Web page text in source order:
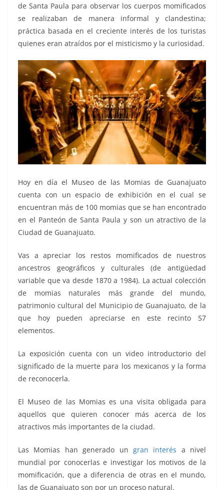
de Santa Paula para observar los cuerpos momificados
se realizaban de manera informal y clandestina;
práctica basada en el creciente interés de los turistas
quienes eran atraídos por el misticismo y la curiosidad.
Hoy en día el Museo de las Momias de Guanajuato
cuenta con un espacio de exhibición en el cual se
encuentran más de 100 momias que se han encontrado
en el Panteón de Santa Paula y son un atractivo de la
Ciudad de Guanajuato.
Vas a apreciar los restos momificados de nuestros
ancestros geográficos y culturales (de antigüedad
variable que va desde 1870 a 1984). La actual colección
de momias naturales más grande del mundo,
patrimonio cultural del Municipio de Guanajuato, de la
que hoy pueden apreciarse en este recinto 57
elementos.
La exposición cuenta con un video introductorio del
significado de la muerte para los mexicanos y la forma
de reconocerla.
El Museo de las Momias es una visita obligada para
aquellos que quieren conocer más acerca de los
atractivos más importantes de la ciudad.
Las Momias han generado un gran interés a nivel
mundial por conocerlas e investigar los motivos de la
momificación, que a diferencia de otras en el mundo,
las de Guanajuato son por un proceso natural.